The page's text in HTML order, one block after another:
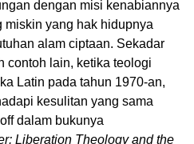
dengan misi kenabiannya
miskin yang hak hidupnya
alam ciptaan. Sekadar
contoh lain, ketika teologi
Latin pada tahun 1970-an,
kesulitan yang sama
dalam bukunya
Liberation Theology and the